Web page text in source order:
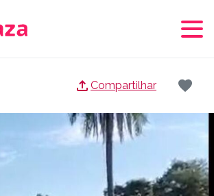
Compartilhar